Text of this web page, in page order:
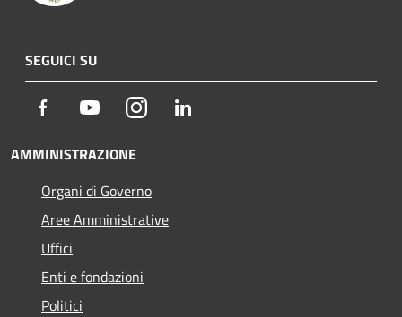
SEGUICI SU
Facebook YoutubeInstagram
AMMINISTRAZIONE
Organi di Governo
Aree Amministrative
Uffici
Enti e fondazioni
Politici